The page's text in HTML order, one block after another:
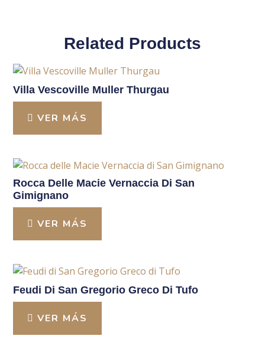
Related Products
Villa Vescoville Muller Thurgau
VER MÁS
Rocca Delle Macie Vernaccia Di San
Gimignano
VER MÁS
Feudi Di San Gregorio Greco Di Tufo
VER MÁS